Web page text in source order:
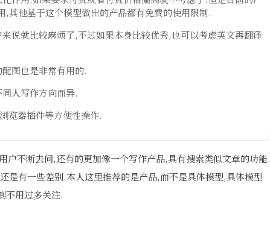
他基于这个模型做出的产品都有免费的使用限制.
说就比较麻烦了,不过如果本身比较优秀,也可以考虑英文再翻译
图也是非常有用的.
人写作方向而异.
览器插件等方便性操作.
户不断去问,还有的更加像一个写作产品,具有搜索类似文章的功能.
是有一些差别.本人这里推荐的是产品,而不是具体模型,具体模型
不用过多关注.